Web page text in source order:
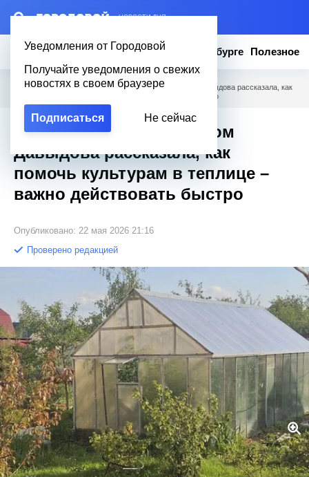
– НОВОСТИ ДНЯ
Уведомления от Городовой
Получайте уведомления о свежих
новостях в своем браузере
Подписаться Не сейчас
Новости Эксклюзив Вопросы о Петербурге Полезное
Городовой Полезное / Даем отпор жаре: агроном Давыдова рассказала, как
помочь культурам в теплице – важно действовать быстро
Даем отпор жаре: агроном
Давыдова рассказала, как
помочь культурам в теплице –
важно действовать быстро
Опубликовано: 22 мая 2026 21:16
Проверено редакцией
Даем отпор жаре: агроном Давыдова рассказала, как помочь
культурам в теплице – важно действовать быстро